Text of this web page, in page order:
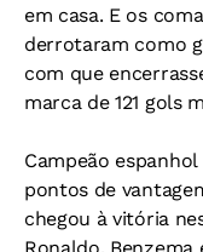
em casa. E os
derrotaram como
com que
marca de 121 gols
Campeão
pontos de
chegou à vitória